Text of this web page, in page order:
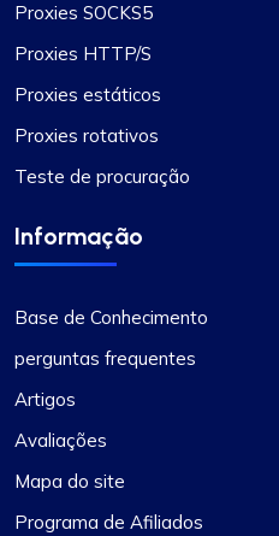
Proxies SOCKS5
Proxies HTTP/S
Proxies estáticos
Proxies rotativos
Teste de procuração
Informação
Base de Conhecimento
perguntas frequentes
Artigos
Avaliações
Mapa do site
Programa de Afiliados